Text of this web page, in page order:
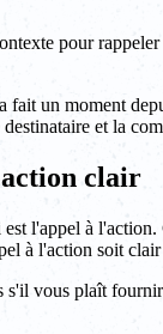
pour
fait un moment
et la
clair
l'appel à
à l'action soit
s'il vous plaît